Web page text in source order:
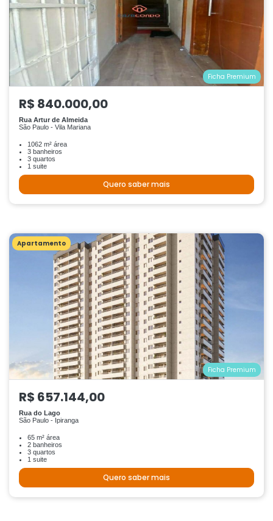
Ficha Premium
R$ 840.000,00
Rua Artur de Almeida
São Paulo - Vila Mariana
1062 m² área
3 banheiros
3 quartos
1 suite
Quero saber mais
Apartamento
Ficha Premium
R$ 657.144,00
Rua do Lago
São Paulo - Ipiranga
65 m² área
2 banheiros
3 quartos
1 suite
Quero saber mais